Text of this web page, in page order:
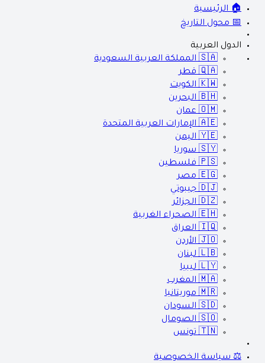
🏠 الرئيسية
📅 محول التاريخ
الدول العربية
🇸🇦 المملكة العربية السعودية
🇶🇦 قطر
🇰🇼 الكويت
🇧🇭 البحرين
🇴🇲 عمان
🇦🇪 الإمارات العربية المتحدة
🇾🇪 اليمن
🇸🇾 سوريا
🇵🇸 فلسطين
🇪🇬 مصر
🇩🇯 جيبوتي
🇩🇿 الجزائر
🇪🇭 الصحراء الغربية
🇮🇶 العراق
🇯🇴 الأردن
🇱🇧 لبنان
🇱🇾 ليبيا
🇲🇦 المغرب
🇲🇷 موريتانيا
🇸🇩 السودان
🇸🇴 الصومال
🇹🇳 تونس
⚖️ سياسة الخصوصية